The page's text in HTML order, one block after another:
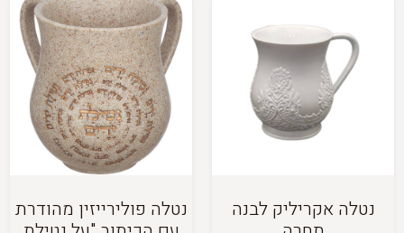
נטלה אקריליק לבנה
נטלה פולירייזין מהודרת